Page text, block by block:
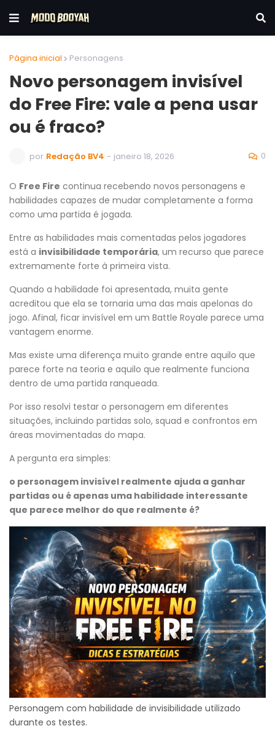
Página inicial Personagens
Novo personagem invisível
do Free Fire: vale a pena usar
ou é fraco?
por Redação BV4 - janeiro 18, 2026 0
O Free Fire continua recebendo novos personagens e
habilidades capazes de mudar completamente a forma
como uma partida é jogada.
Entre as habilidades mais comentadas pelos jogadores
está a invisibilidade temporária, um recurso que parece
extremamente forte à primeira vista.
Quando a habilidade foi apresentada, muita gente
acreditou que ela se tornaria uma das mais apelonas do
jogo. Afinal, ficar invisível em um Battle Royale parece uma
vantagem enorme.
Mas existe uma diferença muito grande entre aquilo que
parece forte na teoria e aquilo que realmente funciona
dentro de uma partida ranqueada.
Por isso resolvi testar o personagem em diferentes
situações, incluindo partidas solo, squad e confrontos em
áreas movimentadas do mapa.
A pergunta era simples:
o personagem invisível realmente ajuda a ganhar
partidas ou é apenas uma habilidade interessante
que parece melhor do que realmente é?
Personagem com habilidade de invisibilidade utilizado
durante os testes.